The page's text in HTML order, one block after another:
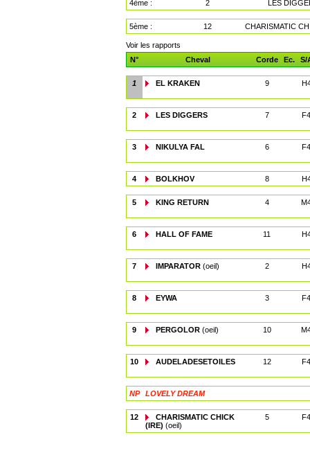
4ème : 2 LES
5ème : 12 CHARISMATIC
Voir les rapports
N°
Cheval Corde Ec. S/
1 EL KRAKEN 9
2 LES DIGGERS 7
3 NIKULYA FAL 6
4 BOLKHOV 8
5 KING RETURN 4
6 HALL OF FAME 11
7 IMPARATOR (oeil) 2
8 EYWA 3
9 PERGOLOR (oeil) 10
10 AUDELADESETOILES 12
NP LOVELY DREAM
12
CHARISMATIC CHICK
(IRE) (oeil)
5